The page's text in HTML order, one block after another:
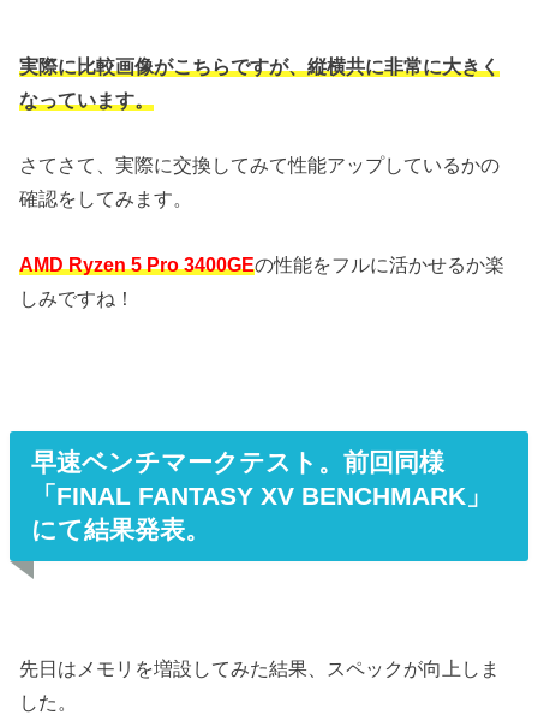
実際に比較画像がこちらですが、縦横共に非常に大きく
なっています。
さてさて、実際に交換してみて性能アップしているかの
確認をしてみます。
AMD Ryzen 5 Pro 3400GEの性能をフルに活かせるか楽
しみですね！
早速ベンチマークテスト。前回同様
「FINAL FANTASY XV BENCHMARK」
にて結果発表。
先日はメモリを増設してみた結果、スペックが向上しま
した。